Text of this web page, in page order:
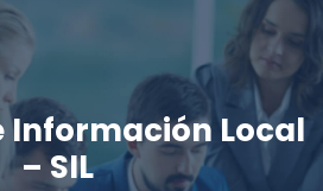
Información Local
– SIL